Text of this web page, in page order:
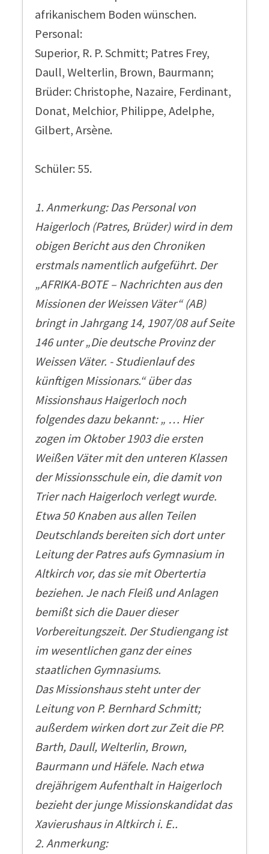
afrikanischem Boden wünschen.
Personal:
Superior, R. P. Schmitt; Patres Frey,
Daull, Welterlin, Brown, Baurmann;
Brüder: Christophe, Nazaire, Ferdinant,
Donat, Melchior, Philippe, Adelphe,
Gilbert, Arsène.
Schüler: 55.
1. Anmerkung: Das Personal von
Haigerloch (Patres, Brüder) wird in dem
obigen Bericht aus den Chroniken
erstmals namentlich aufgeführt. Der
„AFRIKA-BOTE – Nachrichten aus den
Missionen der Weissen Väter“ (AB)
bringt in Jahrgang 14, 1907/08 auf Seite
146 unter „Die deutsche Provinz der
Weissen Väter. - Studienlauf des
künftigen Missionars.“ über das
Missionshaus Haigerloch noch
folgendes dazu bekannt: „ … Hier
zogen im Oktober 1903 die ersten
Weißen Väter mit den unteren Klassen
der Missionsschule ein, die damit von
Trier nach Haigerloch verlegt wurde.
Etwa 50 Knaben aus allen Teilen
Deutschlands bereiten sich dort unter
Leitung der Patres aufs Gymnasium in
Altkirch vor, das sie mit Obertertia
beziehen. Je nach Fleiß und Anlagen
bemißt sich die Dauer dieser
Vorbereitungszeit. Der Studiengang ist
im wesentlichen ganz der eines
staatlichen Gymnasiums.
Das Missionshaus steht unter der
Leitung von P. Bernhard Schmitt;
außerdem wirken dort zur Zeit die PP.
Barth, Daull, Welterlin, Brown,
Baurmann und Häfele. Nach etwa
drejährigem Aufenthalt in Haigerloch
bezieht der junge Missionskandidat das
Xavierushaus in Altkirch i. E..
2. Anmerkung: